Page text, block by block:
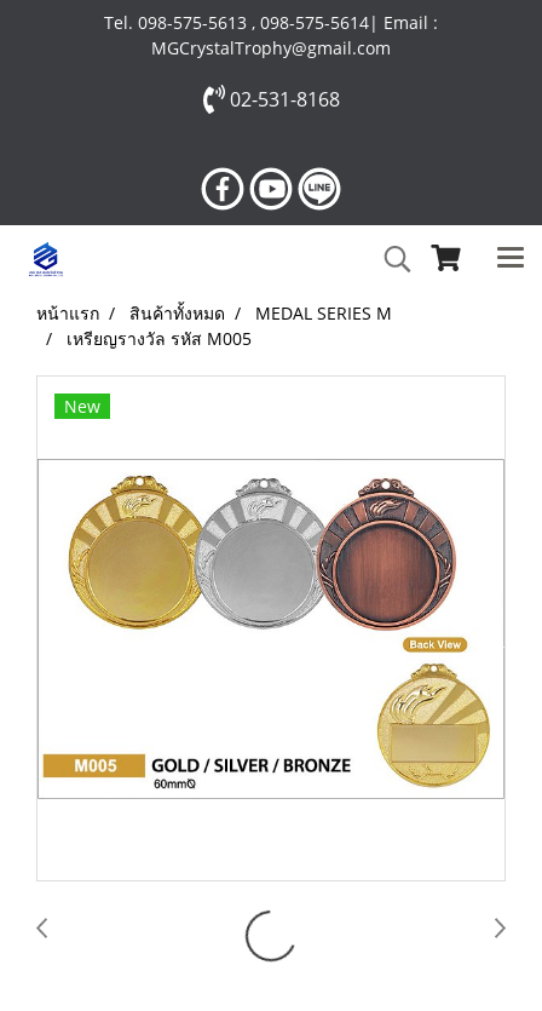
Tel. 098-575-5613 , 098-575-5614| Email :
MGCrystalTrophy@gmail.com
02-531-8168
หน้าแรก สินค้าทั้งหมด
MEDAL SERIES M
เหรียญรางวัล รหัส M005
New